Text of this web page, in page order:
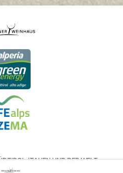
ITALIEN UND DER WELT.